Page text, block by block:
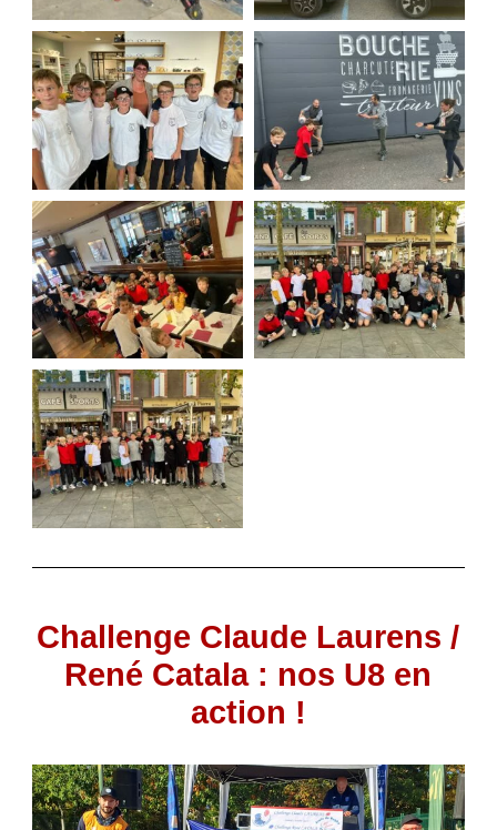
Challenge Claude Laurens /
René Catala : nos U8 en
action !